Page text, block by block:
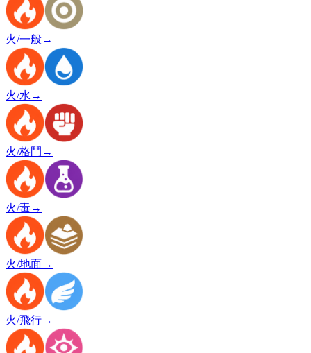
火/一般→
火/水 →
火/格鬥 →
火/毒→
火/地面→
火/飛行→